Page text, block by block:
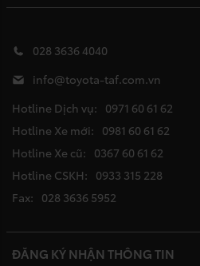
028 3636 4040
info@toyota-taf.com.vn
Hotline Dịch vụ: 0971 60 61 62
Hotline Xe mới: 0981 60 61 62
Hotline Xe cũ: 0367 60 61 62
Hotline CSKH: 0933 315 228
Fax: 028 3636 5952
ĐĂNG KÝ NHẬN THÔNG TIN